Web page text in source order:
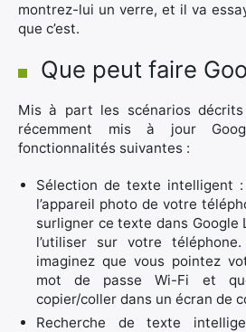
montrez-lui un verre, et il va
que c’est.
Que peut faire
Mis à part les scénarios décrits
récemment mis à jour
fonctionnalités suivantes :
Sélection de texte intelligent
l’appareil photo de votre
surligner ce texte dans Google
l’utiliser sur votre
imaginez que vous pointez
mot de passe Wi-Fi et
copier/coller dans un écran de
Recherche de texte